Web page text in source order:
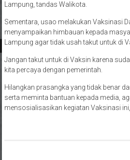
Lampung, tandas Walikota.
Sementara, usao melakukan Vaksinasi
menyampaikan himbauan kepada
Lampung agar tidak usah takut untuk di
Jangan takut untuk di Vaksin karena
kita percaya dengan pemerintah.
Hilangkan prasangka yang tidak benar
serta meminta bantuan kepada media,
mensosialisasikan kegiatan Vaksinasi